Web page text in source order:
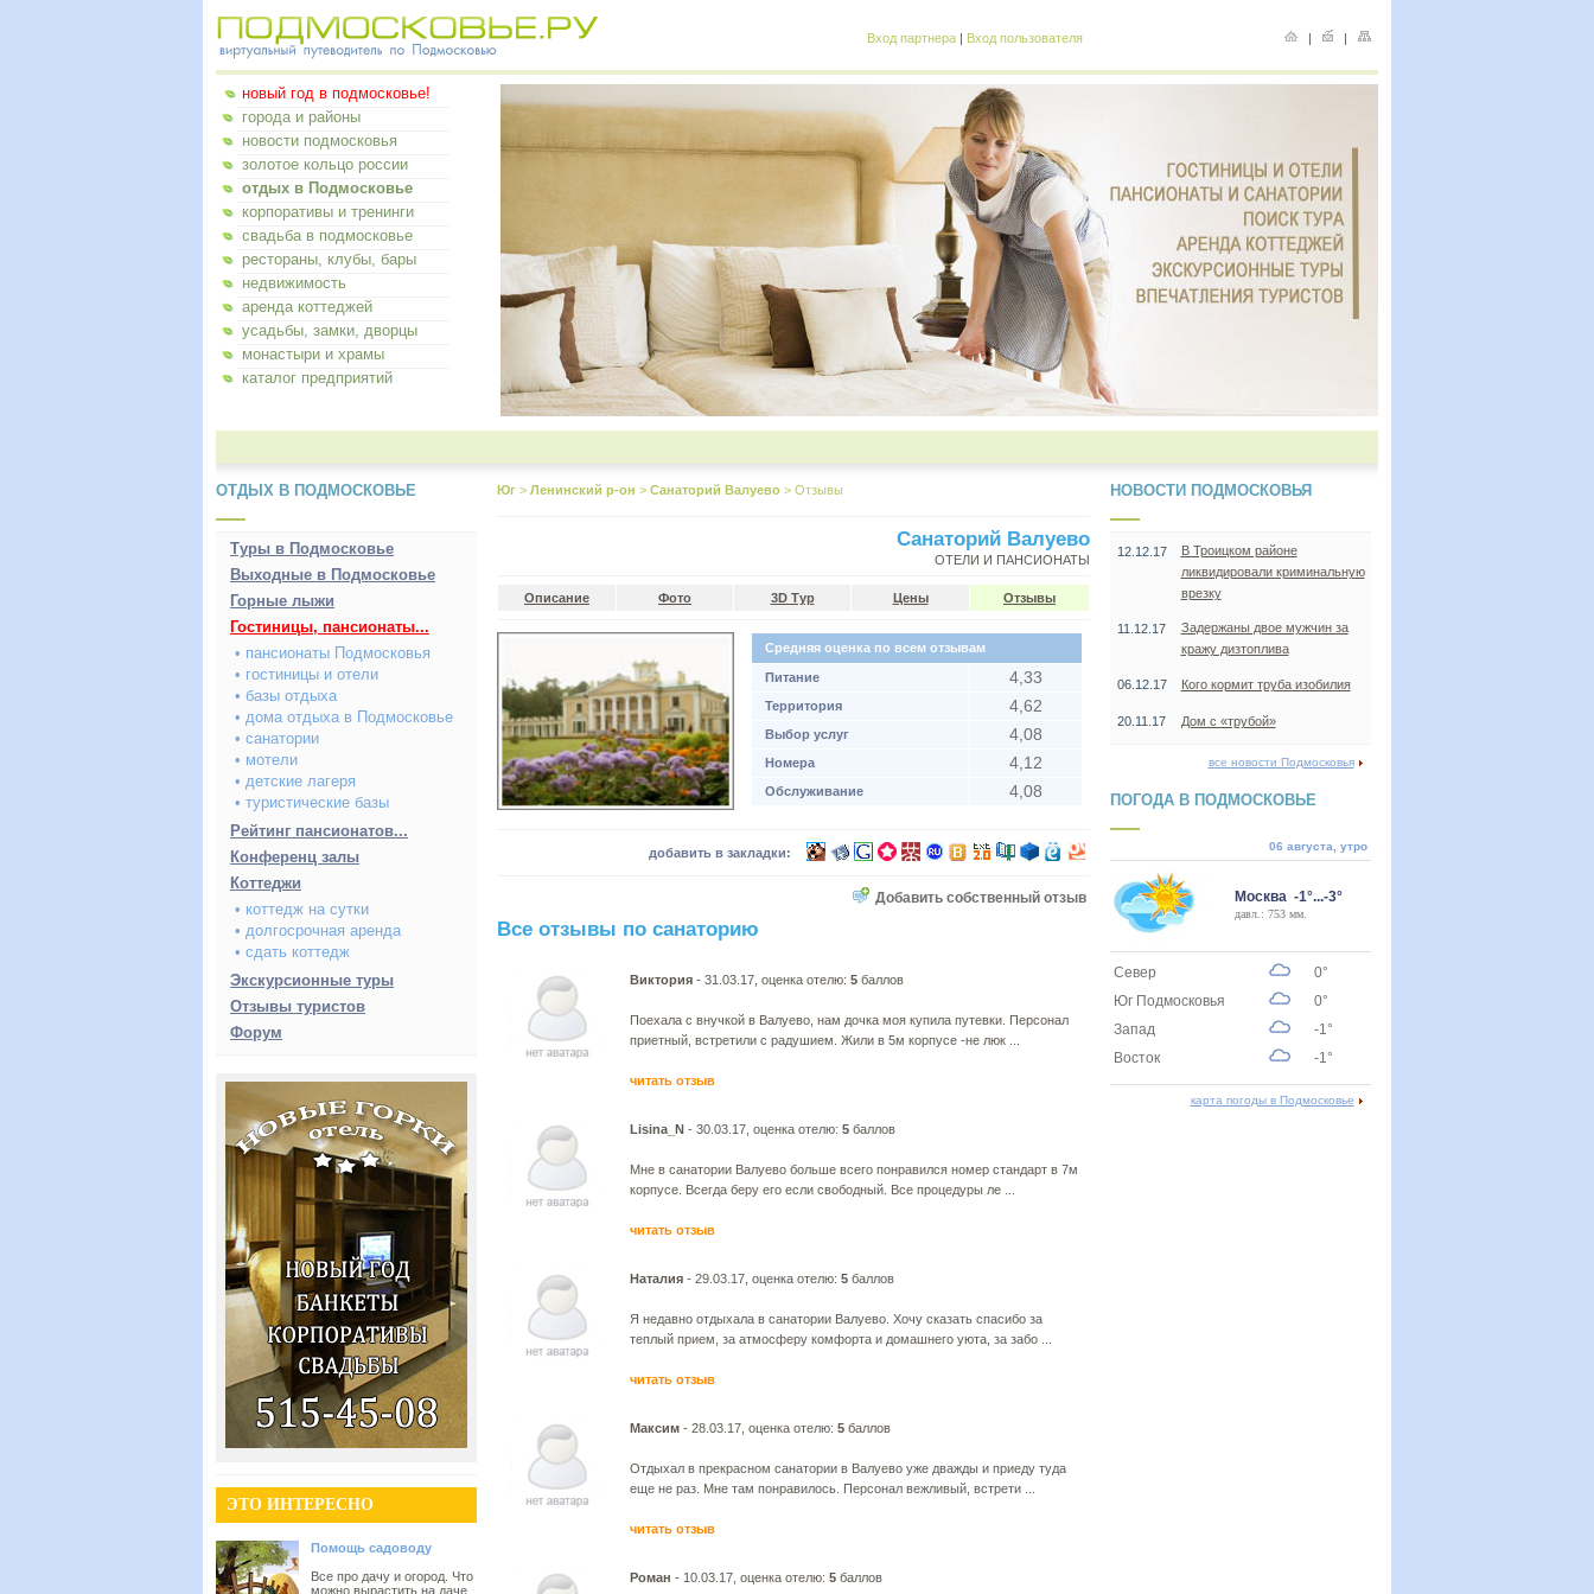
Вход партнера | Вход пользователя | |
новый год в подмосковье!
города и районы
новости подмосковья
золотое кольцо россии
отдых в Подмосковье
корпоративы и тренинги
свадьба в подмосковье
рестораны, клубы, бары
недвижимость
аренда коттеджей
усадьбы, замки, дворцы
монастыри и храмы
каталог предприятий
ОТДЫХ В ПОДМОСКОВЬЕ
Туры в Подмосковье
Выходные в Подмосковье
Горные лыжи
Гостиницы, пансионаты...
• пансионаты Подмосковья
• гостиницы и отели
• базы отдыха
• дома отдыха в Подмосковье
• санатории
• мотели
• детские лагеря
• туристические базы
Рейтинг пансионатов...
Конференц залы
Коттеджи
• коттедж на сутки
• долгосрочная аренда
• сдать коттедж
Экскурсионные туры
Отзывы туристов
Форум
ЭТО ИНТЕРЕСНО
Помощь садоводу
Все про дачу и огород. Что
можно вырастить на даче
Юг > Ленинский р-он > Санаторий Валуево > Отзывы
Санаторий Валуево
ОТЕЛИ И ПАНСИОНАТЫ
Описание Фото 3D Тур Цены Отзывы
Средняя оценка по всем отзывам
Питание 4,33
Территория 4,62
Выбор услуг 4,08
Номера 4,12
Обслуживание 4,08
добавить в закладки:
Добавить собственный отзыв
Все отзывы по санаторию
Виктория - 31.03.17, оценка отелю: 5 баллов
Поехала с внучкой в Валуево, нам дочка моя купила путевки. Персонал
приетный, встретили с радушием. Жили в 5м корпусе -не люк ...
читать отзыв
Lisina_N - 30.03.17, оценка отелю: 5 баллов
Мне в санатории Валуево больше всего понравился номер стандарт в 7м
корпусе. Всегда беру его если свободный. Все процедуры ле ...
читать отзыв
Наталия - 29.03.17, оценка отелю: 5 баллов
Я недавно отдыхала в санатории Валуево. Хочу сказать спасибо за
теплый прием, за атмосферу комфорта и домашнего уюта, за забо ...
читать отзыв
Максим - 28.03.17, оценка отелю: 5 баллов
Отдыхал в прекрасном санатории в Валуево уже дважды и приеду туда
еще не раз. Мне там понравилось. Персонал вежливый, встрети ...
читать отзыв
Роман - 10.03.17, оценка отелю: 5 баллов
НОВОСТИ ПОДМОСКОВЬЯ
12.12.17
В Троицком районе
ликвидировали криминальную
врезку
11.12.17
Задержаны двое мужчин за
кражу дизтоплива
06.12.17 Кого кормит труба изобилия
20.11.17 Дом с «трубой»
все новости Подмосковья
ПОГОДА В ПОДМОСКОВЬЕ
06 августа, утро
Москва -1°...-3°
давл.: 753 мм.
Север
0°
Юг Подмосковья
0°
Запад
-1°
Восток
-1°
карта погоды в Подмосковье